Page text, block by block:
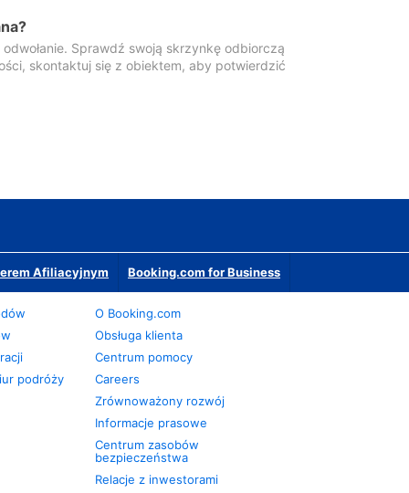
Sprawdź swoją skrzynkę odbiorczą
skontaktuj się z obiektem, aby potwierdzić
Afiliacyjnym Booking.com for Business
podróży
O Booking.com
Obsługa klienta
Centrum pomocy
Careers
Zrównoważony rozwój
Informacje prasowe
Centrum zasobów
bezpieczeństwa
Relacje z inwestorami